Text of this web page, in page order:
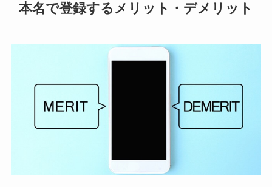
本名で登録するメリット・デメリット